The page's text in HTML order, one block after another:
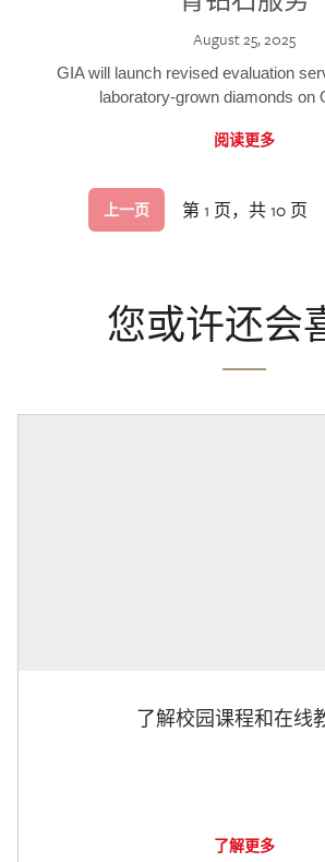
August 25, 2025
GIA will launch revised evaluation
laboratory-grown diamonds on
阅读更多
上一页 第 1 页，共 10 页
您或许还会
了解校园课程和在线
了解更多